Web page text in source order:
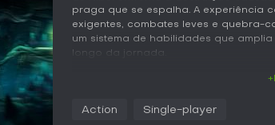
praga que se espalha. A experiência
exigentes, combates leves e quebra-
um sistema de habilidades que
longo da jornada.
plataformas móveis e colecionáveis.
Action Single-player